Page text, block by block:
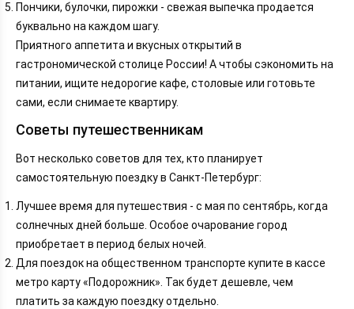
Пончики, булочки, пирожки - свежая выпечка продается
буквально на каждом шагу.
Приятного аппетита и вкусных открытий в
гастрономической столице России! А чтобы сэкономить на
питании, ищите недорогие кафе, столовые или готовьте
сами, если снимаете квартиру.
Советы путешественникам
Вот несколько советов для тех, кто планирует
самостоятельную поездку в Санкт-Петербург:
Лучшее время для путешествия - с мая по сентябрь, когда
солнечных дней больше. Особое очарование город
приобретает в период белых ночей.
Для поездок на общественном транспорте купите в кассе
метро карту «Подорожник». Так будет дешевле, чем
платить за каждую поездку отдельно.